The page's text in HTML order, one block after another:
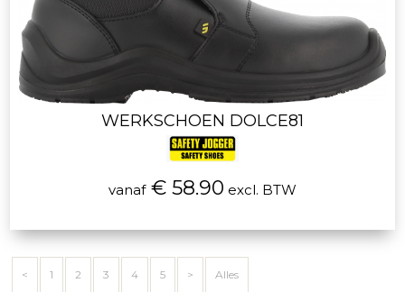
WERKSCHOEN DOLCE81
vanaf€ 58.90 excl. BTW
< 1 2 3 4 5 > Alles